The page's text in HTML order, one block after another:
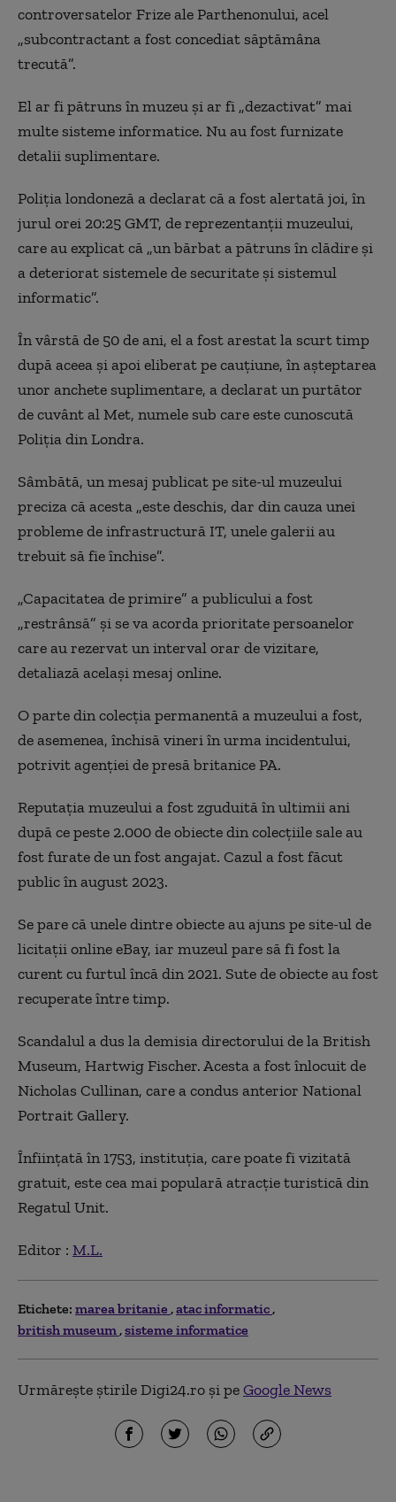
controversatelor Frize ale Parthenonului, acel
„subcontractant a fost concediat săptămâna
trecută”.
El ar fi pătruns în muzeu şi ar fi „dezactivat” mai
multe sisteme informatice. Nu au fost furnizate
detalii suplimentare.
Poliţia londoneză a declarat că a fost alertată joi, în
jurul orei 20:25 GMT, de reprezentanţii muzeului,
care au explicat că „un bărbat a pătruns în clădire şi
a deteriorat sistemele de securitate şi sistemul
informatic”.
În vârstă de 50 de ani, el a fost arestat la scurt timp
după aceea şi apoi eliberat pe cauţiune, în aşteptarea
unor anchete suplimentare, a declarat un purtător
de cuvânt al Met, numele sub care este cunoscută
Poliţia din Londra.
Sâmbătă, un mesaj publicat pe site-ul muzeului
preciza că acesta „este deschis, dar din cauza unei
probleme de infrastructură IT, unele galerii au
trebuit să fie închise”.
„Capacitatea de primire” a publicului a fost
„restrânsă” şi se va acorda prioritate persoanelor
care au rezervat un interval orar de vizitare,
detaliază acelaşi mesaj online.
O parte din colecţia permanentă a muzeului a fost,
de asemenea, închisă vineri în urma incidentului,
potrivit agenţiei de presă britanice PA.
Reputaţia muzeului a fost zguduită în ultimii ani
după ce peste 2.000 de obiecte din colecţiile sale au
fost furate de un fost angajat. Cazul a fost făcut
public în august 2023.
Se pare că unele dintre obiecte au ajuns pe site-ul de
licitaţii online eBay, iar muzeul pare să fi fost la
curent cu furtul încă din 2021. Sute de obiecte au fost
recuperate între timp.
Scandalul a dus la demisia directorului de la British
Museum, Hartwig Fischer. Acesta a fost înlocuit de
Nicholas Cullinan, care a condus anterior National
Portrait Gallery.
Înfiinţată în 1753, instituţia, care poate fi vizitată
gratuit, este cea mai populară atracţie turistică din
Regatul Unit.
Editor : M.L.
Etichete: marea britanie atac informatic
british museum sisteme informatice
Urmărește știrile Digi24.ro și peGoogle News